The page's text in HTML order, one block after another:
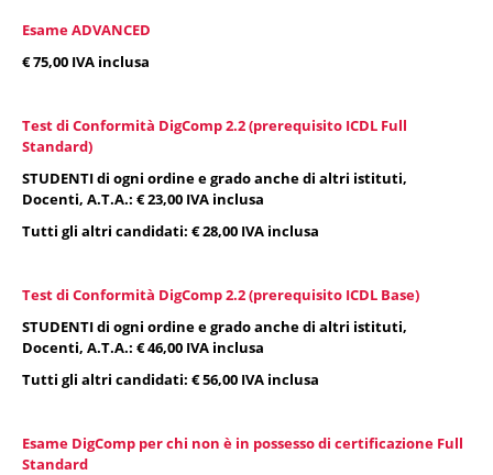
Esame ADVANCED
€ 75,00 IVA inclusa
Test di Conformità DigComp 2.2 (prerequisito ICDL Full
Standard)
STUDENTI di ogni ordine e grado anche di altri istituti,
Docenti, A.T.A.: € 23,00 IVA inclusa
Tutti gli altri candidati: € 28,00 IVA inclusa
Test di Conformità DigComp 2.2 (prerequisito ICDL Base)
STUDENTI di ogni ordine e grado anche di altri istituti,
Docenti, A.T.A.: € 46,00 IVA inclusa
Tutti gli altri candidati: € 56,00 IVA inclusa
Esame DigComp per chi non è in possesso di certificazione Full
Standard